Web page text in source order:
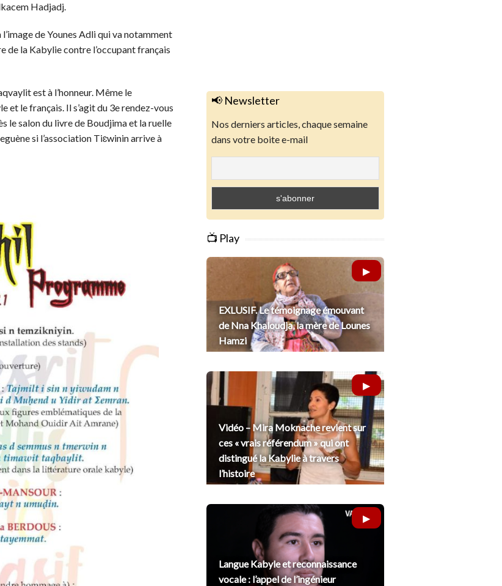
Hadjadj.
de Younes Adli qui va notamment
de la Kabylie contre l’occupant français
est à l’honneur. Même le
et le français. Il s’agit du 3e rendez-vous
le salon du livre de Boudjima et la ruelle
si l’association Tiɛwinin arrive à
📢 Newsletter
Nos derniers articles, chaque semaine
dans votre boite e-mail
📺 Play
EXLUSIF. Le témoignage émouvant
de Nna Khaloudja, la mère de Lounes
Hamzi
Vidéo – Mira Moknache revient sur
ces « vrais référendum » qui ont
distingué la Kabylie à travers
l’histoire
Langue Kabyle et reconnaissance
vocale : l’appel de l’ingénieur